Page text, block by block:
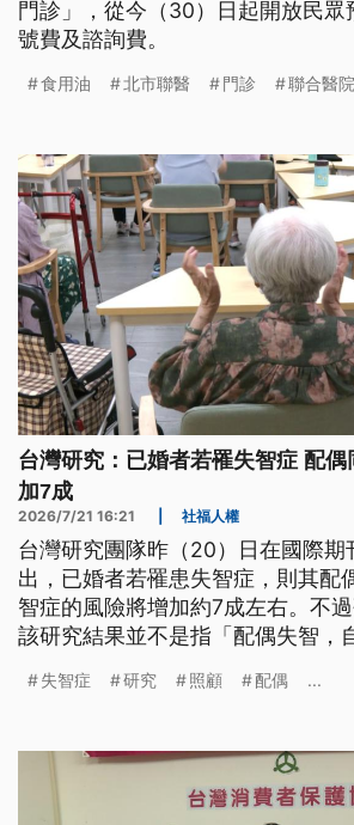
門診」，從今（30）日起開放民眾
號費及諮詢費。
食用油 北市聯醫 門診 聯合醫院
台灣研究：已婚者若罹失智症 配
加7成
2026/7/21 16:21 社福人權
台灣研究團隊昨（20）日在國際期
出，已婚者若罹患失智症，則其配
智症的風險將增加約7成左右。不
該研究結果並不是指「配偶失智，
症風險，需要被視為高風險族群。
失智症 研究 照顧 配偶 ...